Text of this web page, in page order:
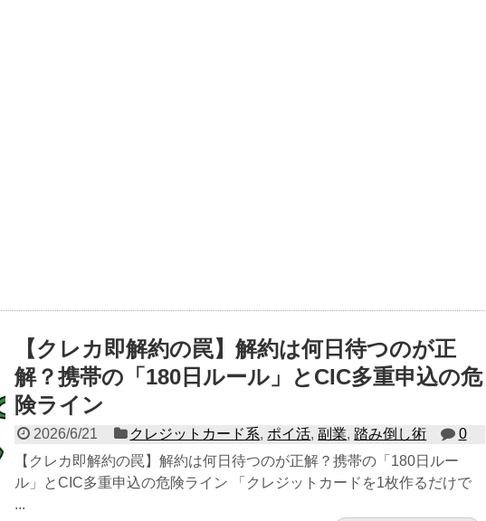
【クレカ即解約の罠】解約は何日待つのが正
解？携帯の「180日ルール」とCIC多重申込の危
険ライン
2026/6/21 クレジットカード系, ポイ活,副業, 踏み倒し術
0
【クレカ即解約の罠】解約は何日待つのが正解？携帯の「180日ルー
ル」とCIC多重申込の危険ライン 「クレジットカードを1枚作るだけで
...